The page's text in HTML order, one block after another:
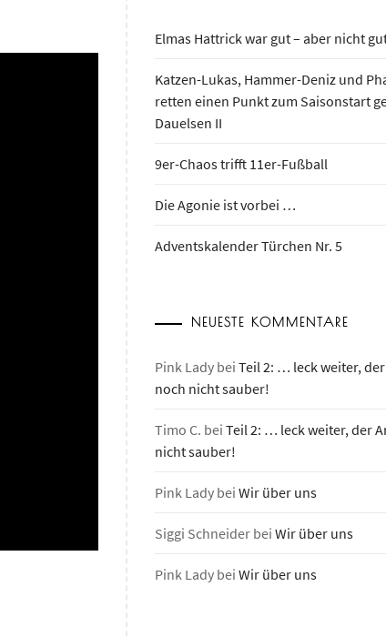
Elmas Hattrick war gut – aber nicht
Katzen-Lukas, Hammer-Deniz und
retten einen Punkt zum Saisonstart
Dauelsen II
9er-Chaos trifft 11er-Fußball
Die Agonie ist vorbei …
Adventskalender Türchen Nr. 5
NEUESTE KOMMENTARE
Pink Ladybei Teil 2: … leck weiter,
noch nicht sauber!
Timo C. bei Teil 2: … leck weiter, der
nicht sauber!
Pink Ladybei Wir über uns
Siggi Schneiderbei Wir über uns
Pink Ladybei Wir über uns